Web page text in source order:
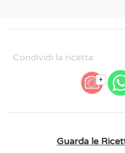
Condividi la ricetta
+
Guarda le